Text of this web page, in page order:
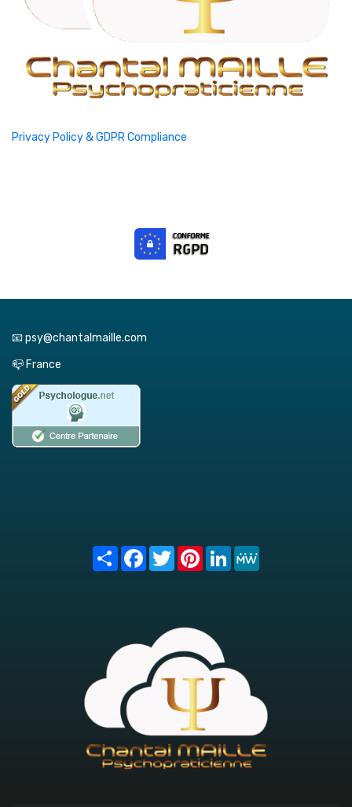
Privacy Policy & GDPR Compliance
📧 psy@chantalmaille.com
📪 France
Share FacebookTwitterPinterest
LinkedIn